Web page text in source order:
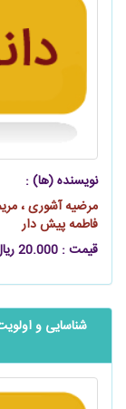
نویسنده (ها) :
مرضیه آشوری ،
فاطمه پیش دار
قیمت : 20.000 ریال
شناسایی و